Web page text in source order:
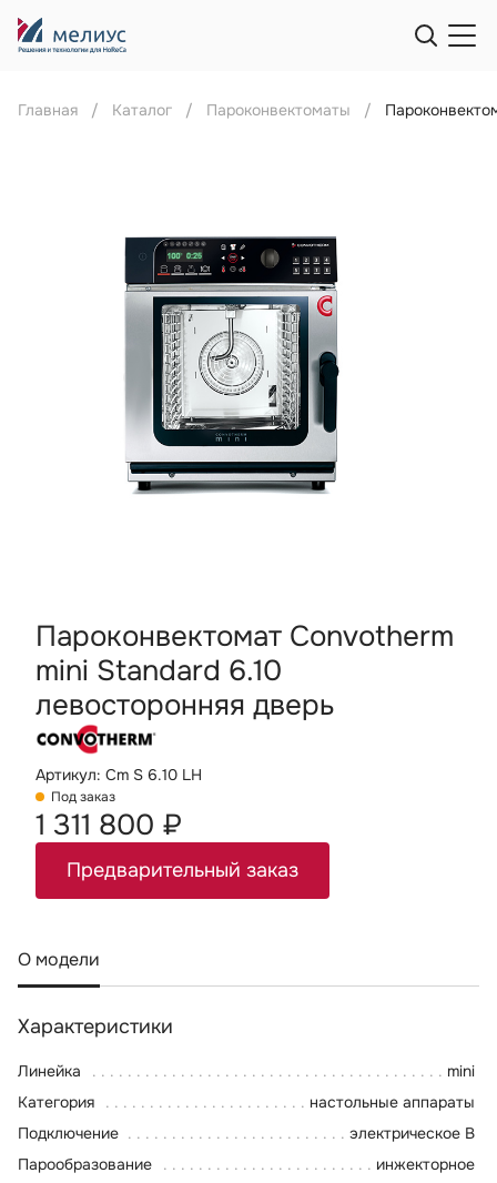
Главная Каталог Пароконвектоматы
Пароконвектомат Convotherm
mini Standard 6.10
левосторонняя дверь
Артикул: Cm S 6.10 LH
Под заказ
1 311 800 ₽
Предварительный заказ
О модели
Характеристики
Линейка
mini
Категория
настольные аппараты
Подключение
электрическое В
Парообразование
инжекторное